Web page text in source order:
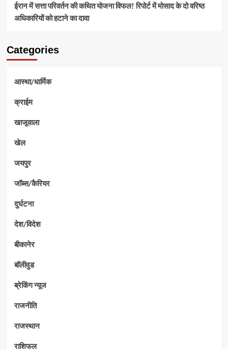
ईरान में सत्ता परिवर्तन की कथित योजना विफल! रिपोर्ट में मोसाद के दो वरिष्ठ
अधिकारियों को हटाने का दावा
Categories
आस्था/धार्मिक
क्राईम
खाजूवाला
खेल
जयपुर
जॉब्स/कैरियर
दुर्घटना
देश/विदेश
बीकानेर
बॉलीवुड
ब्रेकिंग न्यूज
राजनीति
राजस्थान
राशिफल